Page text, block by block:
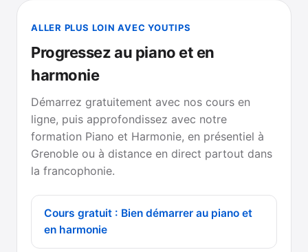
ALLER PLUS LOIN AVEC YOUTIPS
Progressez au piano et en
harmonie
Démarrez gratuitement avec nos cours en
ligne, puis approfondissez avec notre
formation Piano et Harmonie, en présentiel à
Grenoble ou à distance en direct partout dans
la francophonie.
Cours gratuit : Bien démarrer au piano et
en harmonie